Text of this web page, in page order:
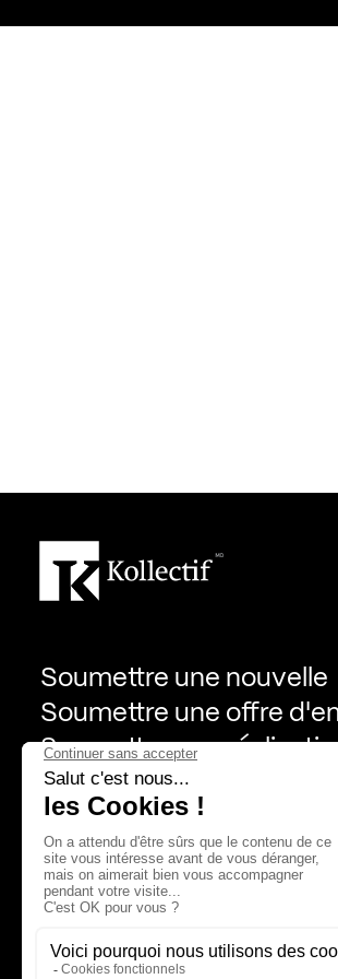
Soumettre une nouvelle
Soumettre une offre
Soumettre une
Page Facebook de Kollectif
Page Instagram de Kollectif
Page Linkedin de Kollectif
Partenaires